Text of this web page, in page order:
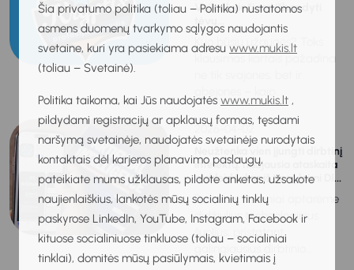
Šia privatumo politika (toliau – Politika) nustatomos
asmens duomenų tvarkymo sąlygos naudojantis
svetaine, kuri yra pasiekiama adresu www.mukis.lt
(toliau – Svetainė).
Politika taikoma, kai Jūs naudojatės www.mukis.lt ,
pildydami registracijų ar apklausų formas, tęsdami
naršymą svetainėje, naudojatės svetainėje nurodytais
kontaktais dėl karjeros planavimo paslaugų,
pateikiate mums užklausas, pildote anketas, užsakote
naujienlaiškius, lankotės mūsų socialinių tinklų
paskyrose LinkedIn, YouTube, Instagram, Facebook ir
kituose socialiniuose tinkluose (toliau – socialiniai
tinklai), domitės mūsų pasiūlymais, kvietimais į
Vaikai kviečiami išbandyti
tėvų...
Kuo būsiu užaugęs? Toks
klausimas kartais pažadina
abejones – kaip...
2026-04-02
Neužtenka vien įjungti dirbtinį
intelektą: naujausia ataskaita
atskleidė, kas iš tiesų laimi DI...
Dar visai neseniai aptarėme
didžiulius technologinius
šuolius, pristatant